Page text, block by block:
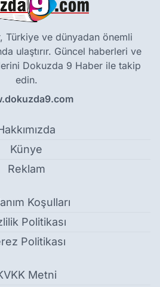
Türkiye ve dünyadan önemli
ulaştırır. Güncel haberleri ve
Dokuzda 9 Haber ile takip
edin.
Künye
Reklam
Koşulları
Politikası
Politikası
Metni